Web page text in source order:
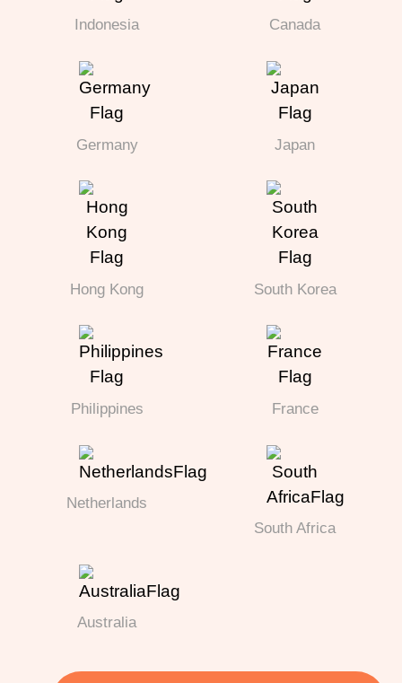
Indonesia Canada
Germany Japan
Hong Kong South Korea
Philippines France
Netherlands
South Africa
Australia